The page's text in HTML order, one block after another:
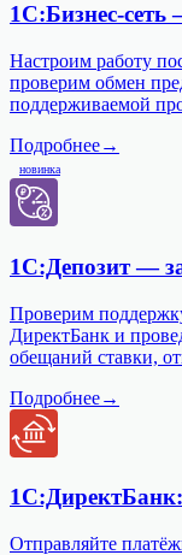
1С:Бизнес-
Настроим работу
проверим обмен
поддерживаемой
Подробнее→
новинка
1С:Депозит —
Проверим
ДиректБанк и
обещаний ставки,
Подробнее→
Отправляйте